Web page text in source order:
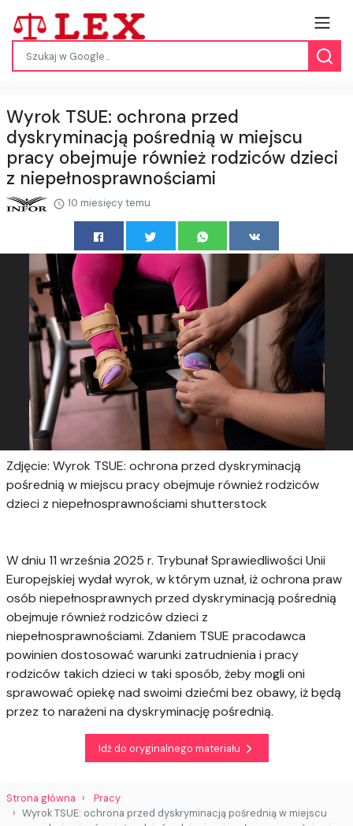
Wyrok TSUE: ochrona przed
dyskryminacją pośrednią w miejscu
pracy obejmuje również rodziców dzieci
z niepełnosprawnościami
10 miesięcy temu
Zdjęcie: Wyrok TSUE: ochrona przed dyskryminacją
pośrednią w miejscu pracy obejmuje również rodziców
dzieci z niepełnosprawnościami shutterstock
W dniu 11 września 2025 r. Trybunał Sprawiedliwości Unii
Europejskiej wydał wyrok, w którym uznał, iż ochrona praw
osób niepełnosprawnych przed dyskryminacją pośrednią
obejmuje również rodziców dzieci z
niepełnosprawnościami. Zdaniem TSUE pracodawca
powinien dostosować warunki zatrudnienia i pracy
rodziców takich dzieci w taki sposób, żeby mogli oni
sprawować opiekę nad swoimi dziećmi bez obawy, iż będą
przez to narażeni na dyskryminację pośrednią.
Idź do oryginalnego materiału
Strona główna
Pracy
Wyrok TSUE: ochrona przed dyskryminacją pośrednią w miejscu